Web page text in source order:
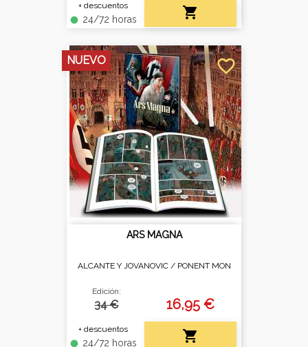
+ descuentos
fiber_manual_record 24/72 horas

ARS MAGNA
ALCANTE Y JOVANOVIC / PONENT MON
Edición:
34 €
+ descuentos
fiber_manual_record 24/72 horas
16,95 €

favorite_border
NUEVO